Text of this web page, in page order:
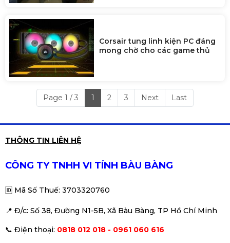
Corsair tung linh kiện PC đáng
mong chờ cho các game thủ
Page 1 / 3 1 2 3 Next Last
THÔNG TIN LIÊN HỆ
CÔNG TY TNHH VI TÍNH BÀU BÀNG
🆔 Mã Số Thuế: 3703320760
📍 Đ/c: Số 38, Đường N1-5B, Xã Bàu Bàng, TP Hồ Chí Minh
📞 Điện thoại: 0818 012 018 - 0961 060 616